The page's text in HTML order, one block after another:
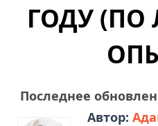
ГОДУ
Последнее
Автор: